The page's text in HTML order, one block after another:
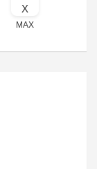
MAX